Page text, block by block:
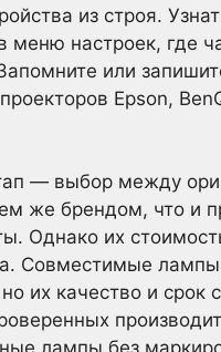
из строя.
меню настроек, где
или
Epson,
— выбор между
же брендом, что и
Однако их
Совместимые
их качество и
лампы без